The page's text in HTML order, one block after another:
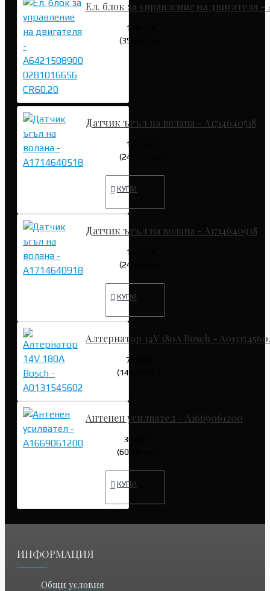
Ел. блок за управление на двигателя -
178.95€
(350.00 лв.)
Датчик ъгъл на волана - A1714640518
127.82€
(249.99 лв.)
КУПИ
Датчик ъгъл на волана - A1714640918
127.82€
(249.99 лв.)
КУПИ
Алтернатор 14V 180A Bosch -
76.69€
(149.99 лв.)
Антенен усилвател - A1669061200
30.68€
(60.00 лв.)
КУПИ
ИНФОРМАЦИЯ
Общи условия